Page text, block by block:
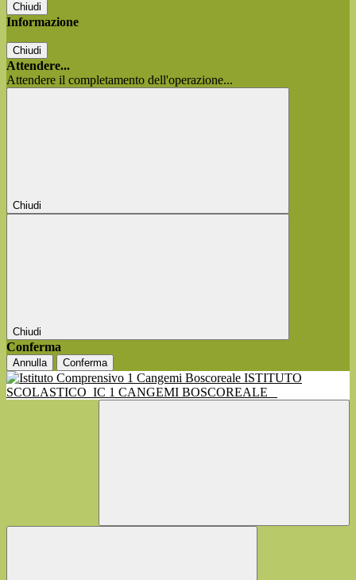
Chiudi
Informazione
Chiudi
Attendere...
Attendere il completamento dell'operazione...
Chiudi
Chiudi
Conferma
Annulla Conferma
ISTITUTO
SCOLASTICO IC 1 CANGEMI BOSCOREALE